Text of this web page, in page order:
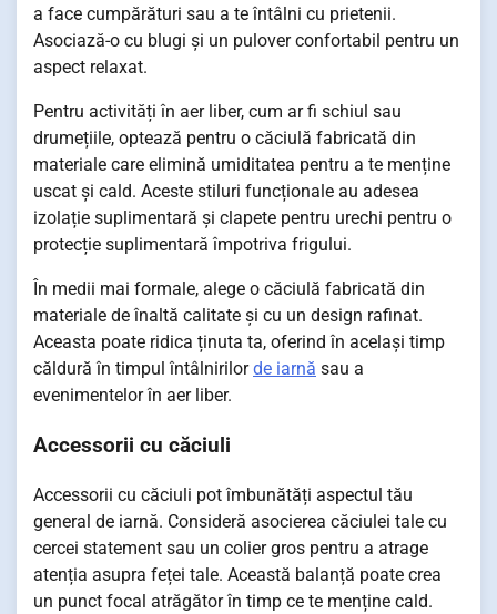
a face cumpărături sau a te întâlni cu prietenii.
Asociază-o cu blugi și un pulover confortabil pentru un
aspect relaxat.
Pentru activități în aer liber, cum ar fi schiul sau
drumețiile, optează pentru o căciulă fabricată din
materiale care elimină umiditatea pentru a te menține
uscat și cald. Aceste stiluri funcționale au adesea
izolație suplimentară și clapete pentru urechi pentru o
protecție suplimentară împotriva frigului.
În medii mai formale, alege o căciulă fabricată din
materiale de înaltă calitate și cu un design rafinat.
Aceasta poate ridica ținuta ta, oferind în același timp
căldură în timpul întâlnirilorde iarnă sau a
evenimentelor în aer liber.
Accessorii cu căciuli
Accessorii cu căciuli pot îmbunătăți aspectul tău
general de iarnă. Consideră asocierea căciulei tale cu
cercei statement sau un colier gros pentru a atrage
atenția asupra feței tale. Această balanță poate crea
un punct focal atrăgător în timp ce te menține cald.